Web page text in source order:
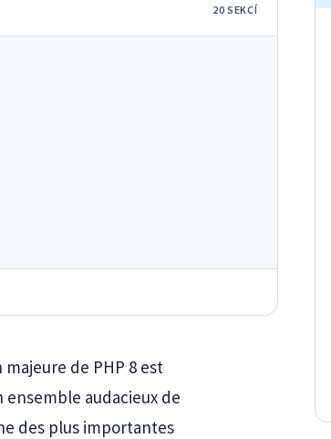
20 SEKCÍ
de PHP 8 est
audacieux de
des plus importantes